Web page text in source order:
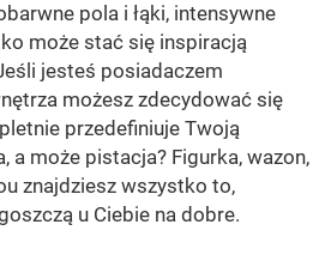
pola i łąki, intensywne
może stać się inspiracją
jesteś posiadaczem
możesz zdecydować się
przedefiniuje Twoją
a może pistacja? Figurka, wazon,
znajdziesz wszystko to,
u Ciebie na dobre.